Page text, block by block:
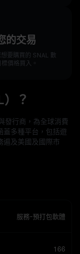
的交易
要購買的 SNAL 數
價格買入。
？
發行商，為全球消費
蓋多種平台，包括遊
遍及美國及國際市
服務-預打包軟體
166